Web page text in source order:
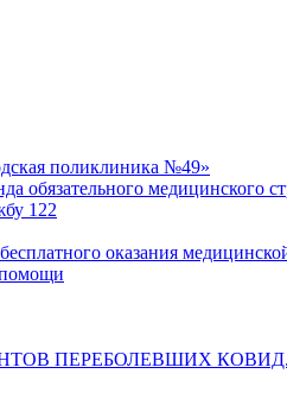
поликлиника №49»
обязательного медицинского
122
оказания
ПЕРЕБОЛЕВШИХ